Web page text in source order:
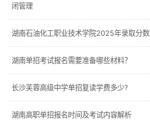
闭管理
湖南石油化工职业技术学院2025年录取分数
湖南单招考试报名需要准备哪些材料？
长沙芙蓉高级中学单招复读学费多少?
湖南高职单招报名时间及考试内容解析